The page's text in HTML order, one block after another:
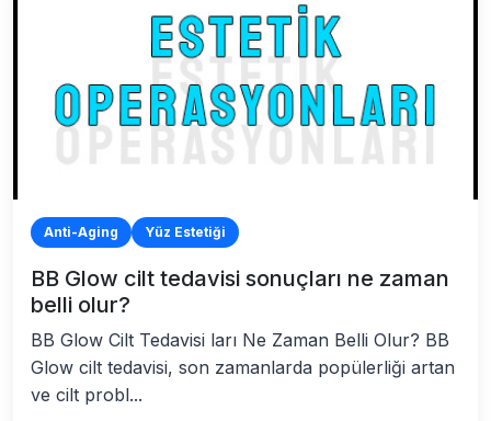
Anti-Aging Yüz Estetiği
BB Glow cilt tedavisi sonuçları ne zaman
belli olur?
BB Glow Cilt Tedavisi ları Ne Zaman Belli Olur? BB
Glow cilt tedavisi, son zamanlarda popülerliği artan
ve cilt probl...